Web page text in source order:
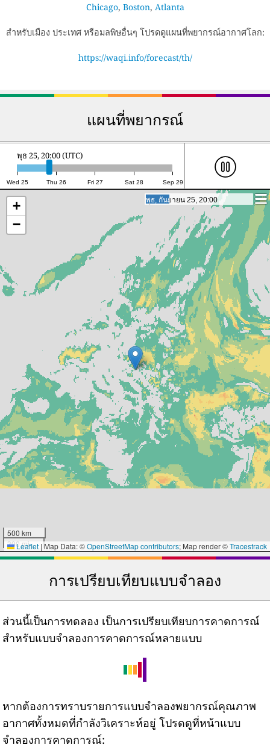
Chicago, Boston, Atlanta
สำหรับเมือง ประเทศ หรือมลพิษอื่นๆ โปรดดูแผนที่พยากรณ์อากาศโลก:
https://waqi.info/forecast/th/
แผนที่พยากรณ์
Wed 25 Thu 26 Fri 27 Sat 28 Sep 29
พุธ 25, 20:00 (UTC)
พุธ, กันยายน 25, 20:00
พุธ, กันยายน 25, 20:00
+
−
500 km
300 mi
Leaflet | Map Data: ©OpenStreetMap contributors; Map render ©Tracestrack
การเปรียบเทียบแบบจำลอง
ส่วนนี้เป็นการทดลอง เป็นการเปรียบเทียบการคาดการณ์
สำหรับแบบจำลองการคาดการณ์หลายแบบ
หากต้องการทราบรายการแบบจำลองพยากรณ์คุณภาพ
อากาศทั้งหมดที่กำลังวิเคราะห์อยู่ โปรดดูที่หน้าแบบ
จำลองการคาดการณ์: